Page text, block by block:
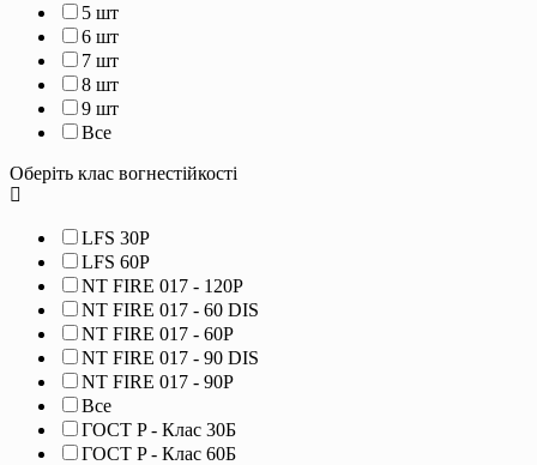
5 шт
6 шт
7 шт
8 шт
9 шт
Все
Оберіть клас вогнестійкості
LFS 30P
LFS 60P
NT FIRE 017 - 120P
NT FIRE 017 - 60 DIS
NT FIRE 017 - 60P
NT FIRE 017 - 90 DIS
NT FIRE 017 - 90P
Все
ГОСТ P - Клас 30Б
ГОСТ P - Клас 60Б